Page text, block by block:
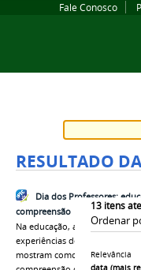
Fale Conosco
RESULTADO
13itens
Ordenar
Relevância
data (mais
Dia dos Professores:
compreensão
Na educação, a comunicação
experiências de Helen Barra e
mostram como ouvir e ler